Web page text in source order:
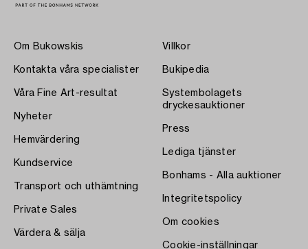
Om Bukowskis
Kontakta våra specialister
Våra Fine Art-resultat
Nyheter
Hemvärdering
Kundservice
Transport och uthämtning
Private Sales
Värdera & sälja
Villkor
Bukipedia
Systembolagets
dryckesauktioner
Press
Lediga tjänster
Bonhams - Alla auktioner
Integritetspolicy
Om cookies
Cookie-inställningar